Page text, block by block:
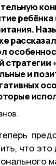
стратегии
и
что